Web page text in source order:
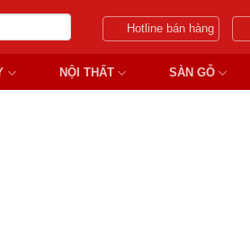
Hotline bán hàng
NỘI THẤT SÀN GỖ